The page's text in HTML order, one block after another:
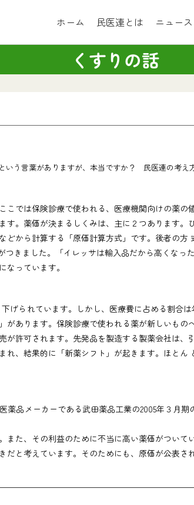
ホーム 民医連とは ニュース
くすりの話
う言葉がありますが、本当ですか？ 民医連の考え
では保険診療で使われる、医療機関向けの薬の
。薬価が決まるしくみは、主に２つあります
から計算する「原価計算方式」です。後者の方
きました。「イレッサは輸入品だから高くなっ
っています。
げられています。しかし、医療費に占める割合
あります。保険診療で使われる薬が新しいもの
許可されます。先発品を製造する製薬会社は
、結果的に「新薬シフト」が起きます。ほと
薬品メーカーである武田薬品工業の2005年３月
た、その利益のために不当に高い薬価がついて
と考えています。そのためにも、原価が公表さ